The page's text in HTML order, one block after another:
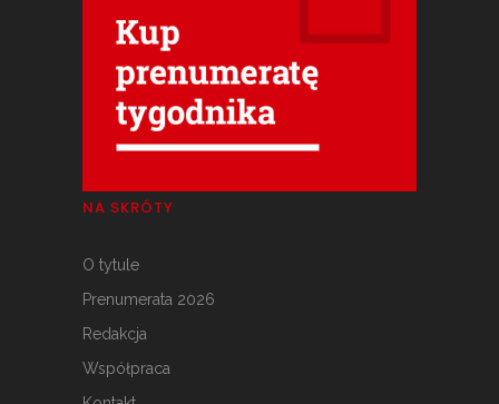
NA SKRÓTY
O tytule
Prenumerata 2026
Redakcja
Współpraca